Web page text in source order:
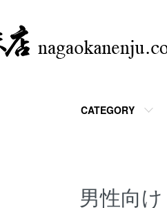
CATEGORY
男性向け